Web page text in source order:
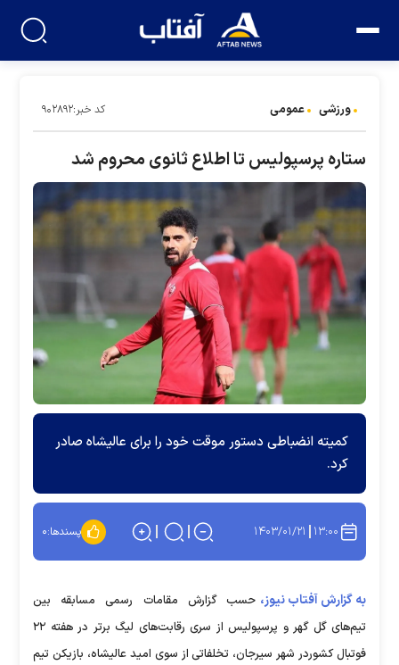
ورزشی عمومی کد خبر:۹۰۲۸۹۲
ستاره پرسپولیس تا اطلاع ثانوی محروم شد
کمیته انضباطی دستور موقت خود را برای عالیشاه صادر
کرد.
۱۳:۰۰ ۱۴۰۳/۰۱/۲۱ پسندها:۰
به گزارش آفتاب نیوز، حسب گزارش مقامات رسمی مسابقه بین
تیم‌های گل گهر و پرسپولیس از سری رقابت‌های لیگ برتر در هفته ۲۲
فوتبال کشوردر شهر سیرجان، تخلفاتی از سوی امید عالیشاه، بازیکن تیم